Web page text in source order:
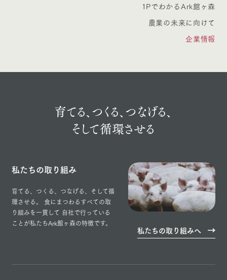
1PでわかるArk館ヶ森
農業の未来に向けて
企業情報
育てる、つくる、つなげる、
そして循環させる
私たちの取り組み
育てる、つくる、つなげる、そして循
環させる。
食にまつわるすべての取
り組みを一貫して 自社で行っている
ことが私たちArk館ヶ森の特徴です。
私たちの取り組みへ